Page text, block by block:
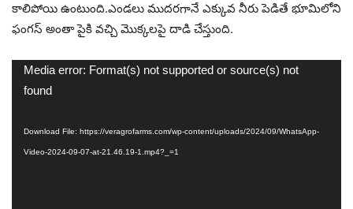
కాలిపోయి ఉంటుంది.ఎండలు ముదరగానే ఎక్కువ నీరు పెడితే భూమిలోని
ఫంగస్‌ అంతా పైకి వచ్చి మొక్కలపై దాడి చేస్తుంది.
Video
Player
Media error: Format(s) not supported or source(s) not
found
Download File: https://veragrofarms.com/wp-content/uploads/2024/09/WhatsApp-
Video-2024-09-07-at-21.46.19-1.mp4?_=1